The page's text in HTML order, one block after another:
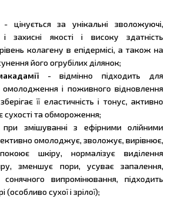
цінується за унікальні зволожуючі,
і захисні якості і високу здатність
колагену в епідермісі, а також на
його огрубілих ділянок;
- відмінно підходить для
і поживного відновлення
її еластичність і тонус, активно
та обмороження;
змішуванні з ефірними олійними
омолоджує, зволожує, вирівнює,
шкіру, нормалізує виділення
зменшує пори, усуває запалення,
випромінювання, підходить
(особливо сухої і зрілої);